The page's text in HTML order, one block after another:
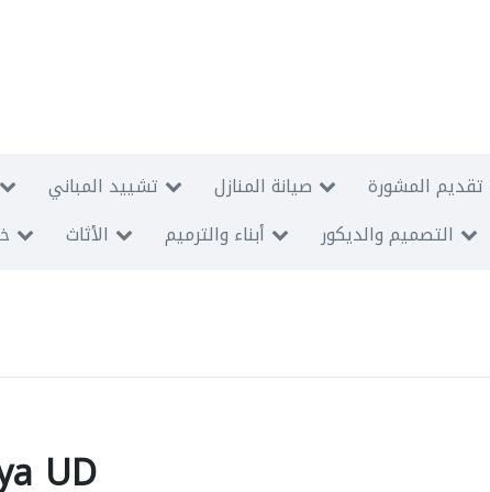
تشييد المباني صيانة المنازل تقديم المشورة
الأثاث أبناء والترميم التصميم والديكور
UD